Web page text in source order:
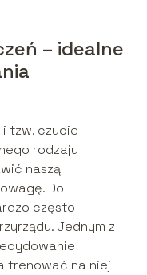
– idealne
tzw. czucie
rodzaju
naszą
Do
często
Jednym z
trenować na niej